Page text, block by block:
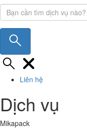
Liên hệ
Dịch vụ
Mikapack